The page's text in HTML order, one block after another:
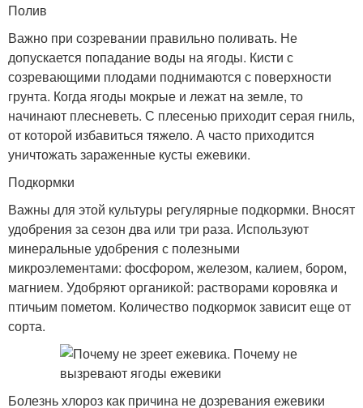
Полив
Важно при созревании правильно поливать. Не
допускается попадание воды на ягоды. Кисти с
созревающими плодами поднимаются с поверхности
грунта. Когда ягоды мокрые и лежат на земле, то
начинают плесневеть. С плесенью приходит серая гниль,
от которой избавиться тяжело. А часто приходится
уничтожать зараженные кусты ежевики.
Подкормки
Важны для этой культуры регулярные подкормки. Вносят
удобрения за сезон два или три раза. Используют
минеральные удобрения с полезными
микроэлементами: фосфором, железом, калием, бором,
магнием. Удобряют органикой: растворами коровяка и
птичьим пометом. Количество подкормок зависит еще от
сорта.
Болезнь хлороз как причина не дозревания ежевики